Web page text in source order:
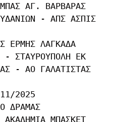
ΑΓ. ΒΑΡΒΑΡΑΣ
- ΑΠΣ ΑΣΠΙΣ
ΕΡΜΗΣ ΛΑΓΚΑΔΑ
- ΣΤΑΥΡΟΥΠΟΛΗ ΕΚ
- ΑΟ ΓΑΛΑΤΙΣΤΑΣ
2025
ΔΡΑΜΑΣ
ΜΠΑΣΚΕΤ